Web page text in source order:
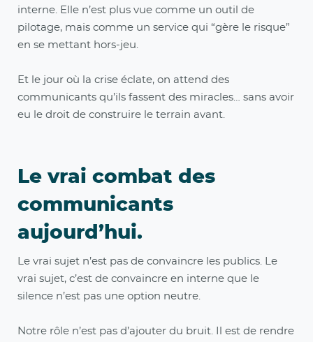
interne. Elle n’est plus vue comme un outil de
pilotage, mais comme un service qui “gère le risque”
en se mettant hors-jeu.
Et le jour où la crise éclate, on attend des
communicants qu’ils fassent des miracles… sans avoir
eu le droit de construire le terrain avant.
Le vrai combat des
communicants
aujourd’hui.
Le vrai sujet n’est pas de convaincre les publics. Le
vrai sujet, c’est de convaincre en interne que le
silence n’est pas une option neutre.
Notre rôle n’est pas d’ajouter du bruit. Il est de rendre